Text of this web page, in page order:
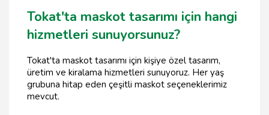
Tokat'ta maskot tasarımı için hangi
hizmetleri sunuyorsunuz?
Tokat'ta maskot tasarımı için kişiye özel tasarım,
üretim ve kiralama hizmetleri sunuyoruz. Her yaş
grubuna hitap eden çeşitli maskot seçeneklerimiz
mevcut.